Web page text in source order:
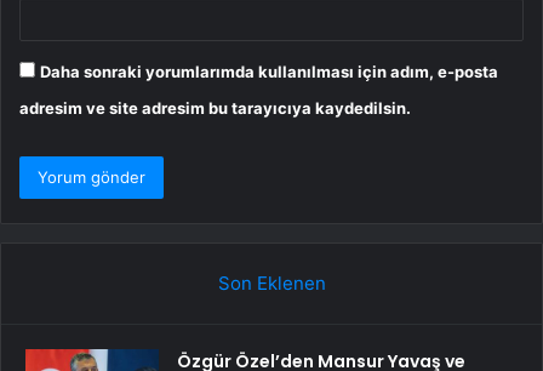
Daha sonraki yorumlarımda kullanılması için adım, e-posta
adresim ve site adresim bu tarayıcıya kaydedilsin.
Son Eklenen
Özgür Özel’den Mansur Yavaş ve